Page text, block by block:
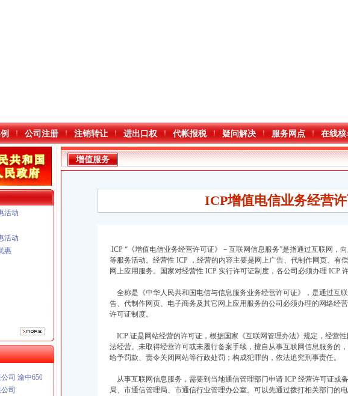
公司注册 注销转让 进出口权 代帐报税 疑问解决 服务网点 在线核
活动
活动
惠
公司
司
司 渝高100万 （工商注册）
程有限公司渝中分公司 （工商注册）
庆时代广场分公司 渝中 （工商注册）
庆分公司 渝中 （工商注册）
司 渝中650万 （注册）
司
司
增值服务
ICP增值电信业务经营
ICP “《增值电信业务经营许可证》－互联网信息服务”是指通过互联网，
等服务活动。经营性 ICP ，经营的内容主要是网上广告、代制作网页、有
网上应用服务。国家对经营性 ICP 实行许可证制度，各公司必须办理 ICP
全称是《中华人民共和国电信与信息服务业务经营许可证》，是通过互
告、代制作网页、电子商务及其它网上应用服务的公司必须办理的网络经
许可证制度。
ICP 证是网站经营的许可证，根据国家《互联网管理办法》规定，经营
法经营。未取得经营许可或未履行备案手续，擅自从事互联网信息服务的
给予罚款、责令关闭网站等行政处罚；构成犯罪的，依法追究刑事责任。
从事互联网信息服务，需要到当地通信管理部门申请 ICP 经营许可证或
局、市通信管理局、市通信行业管理办公室。可以先通过拨打相关部门的